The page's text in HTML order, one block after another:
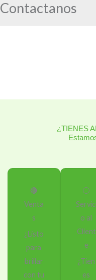
Ir
Contactanos
¿TIENES
🔴
Venta
s
¿Listo
para
brillar
con tu
⚪
o al
Client
e
¿Tien
es